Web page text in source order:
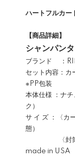
ハートフルカー
【商品詳細】
シャンパン
ブランド ：
セット内容：カ
※PP包装
本体仕様 ：ナ
ク）
サ イ ズ ：〈カ
態）
〈封筒〉
made in USA